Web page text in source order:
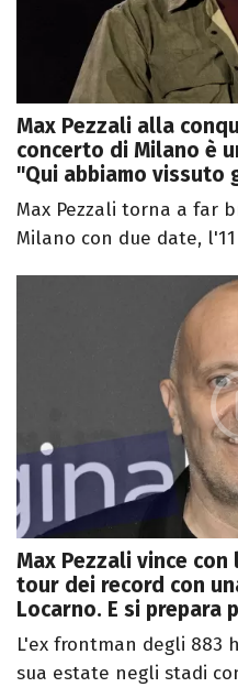
Max Pezzali alla
concerto di Milano è
"Qui abbiamo vissuto
Max Pezzali torna a far
Milano con due date,
Max Pezzali vince
tour dei record con
Locarno. E si prepara
L'ex frontman degli 883
sua estate negli stadi